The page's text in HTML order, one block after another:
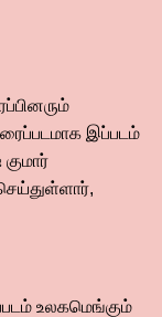
இப்படம்
உலகமெங்கும்